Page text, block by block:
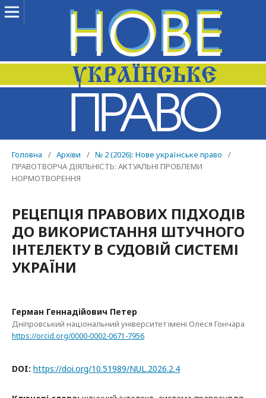
Головна / Архіви / № 2 (2026): Нове українське право
/
ПРАВОТВОРЧА ДІЯЛЬНІСТЬ: АКТУАЛЬНІ ПРОБЛЕМИ
НОРМОТВОРЕННЯ
РЕЦЕПЦІЯ ПРАВОВИХ ПІДХОДІВ
ДО ВИКОРИСТАННЯ ШТУЧНОГО
ІНТЕЛЕКТУ В СУДОВІЙ СИСТЕМІ
УКРАЇНИ
Герман Геннадійович Петер
Дніпровський національний університет імені Олеся Гончара
https://orcid.org/0000-0002-0671-7956
DOI: https://doi.org/10.51989/NUL.2026.2.4